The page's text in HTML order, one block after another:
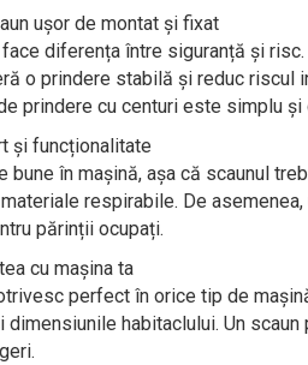
ușor de montat și fixat
diferența între siguranță și
o prindere stabilă și reduc riscul
prindere cu centuri este simplu
și funcționalitate
bune în mașină, așa că scaunul
respirabile. De
părinții ocupați.
cu mașina ta
perfect în orice tip de
habitaclului. Un